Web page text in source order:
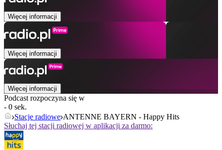
Więcej informacji
Więcej informacji
Więcej informacji
Podcast rozpoczyna się w
- 0 sek.
Stacje radiowe ANTENNE BAYERN - Happy Hits
Słuchaj tej stacji radiowej w aplikacji za darmo: